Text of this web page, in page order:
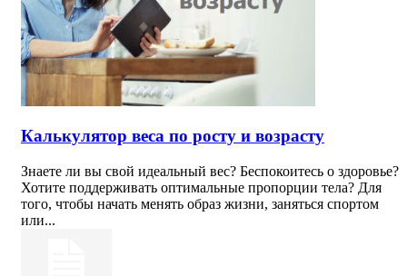
Калькулятор веса по росту и возрасту
Знаете ли вы свой идеальный вес? Беспокоитесь о здоровье?
Хотите поддерживать оптимальные пропорции тела? Для
того, чтобы начать менять образ жизни, заняться спортом
или...